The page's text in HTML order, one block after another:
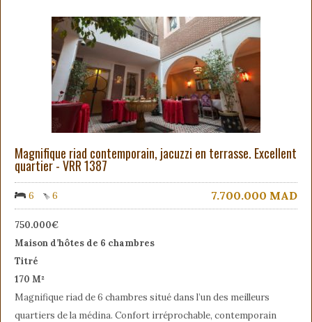
Magnifique riad contemporain, jacuzzi en terrasse. Excellent
quartier - VRR 1387
6 6 7.700.000 MAD
750.000€
Maison d’hôtes de 6 chambres
Titré
170 M²
Magnifique riad de 6 chambres situé dans l’un des meilleurs
quartiers de la médina. Confort irréprochable, contemporain